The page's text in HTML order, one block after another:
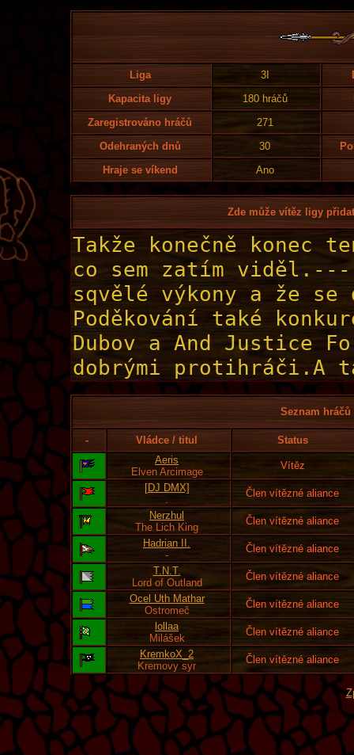
Liga 3I
Kapacita ligy
180 hráčů
Zaregistrováno hráčů
271
Odehraných dnů
30
Hraje se víkend
Ano
Zde může vítěz ligy
Seznam
- Vládce / titul
Status
Aeris
Elven Arcimage
Vítěz
[DJ DMX]
.
Člen vítězné aliance
Nerzhul
The Lich King
Člen vítězné aliance
Hadrian II.
-
Člen vítězné aliance
T.N.T.
Lord of Outland
Člen vítězné aliance
Ocel Uth Mathar
Ostromeč
Člen vítězné aliance
lollaa
Milášek
Člen vítězné aliance
KremkoX_2
Kremovy syr
Člen vítězné aliance